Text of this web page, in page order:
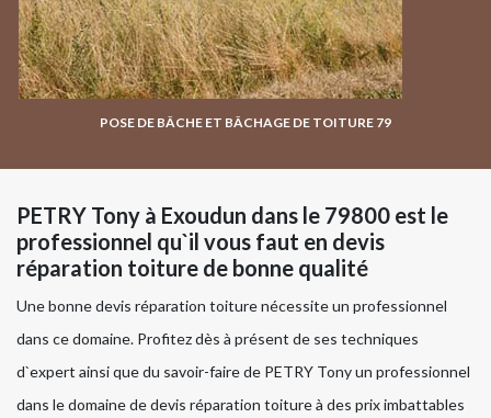
POSE DE BÂCHE ET BÂCHAGE DE TOITURE 79
PETRY Tony à Exoudun dans le 79800 est le
professionnel qu`il vous faut en devis
réparation toiture de bonne qualité
Une bonne devis réparation toiture nécessite un professionnel
dans ce domaine. Profitez dès à présent de ses techniques
d`expert ainsi que du savoir-faire de PETRY Tony un professionnel
dans le domaine de devis réparation toiture à des prix imbattables